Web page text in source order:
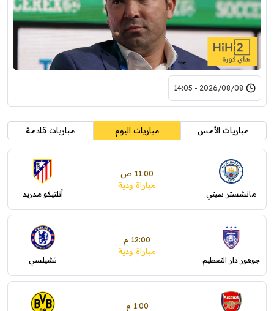
2026/08/08 - 14:05
مباريات الأمس مباريات اليوم مباريات قادمة
مانشستر سيتي
11:00 ص
مباراة ودية
أتلتيكو مدريد
جوهور دار التعظيم
12:00 م
مباراة ودية
تشيلسي
1:00 م